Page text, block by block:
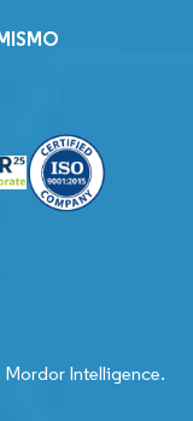
Intelligence.